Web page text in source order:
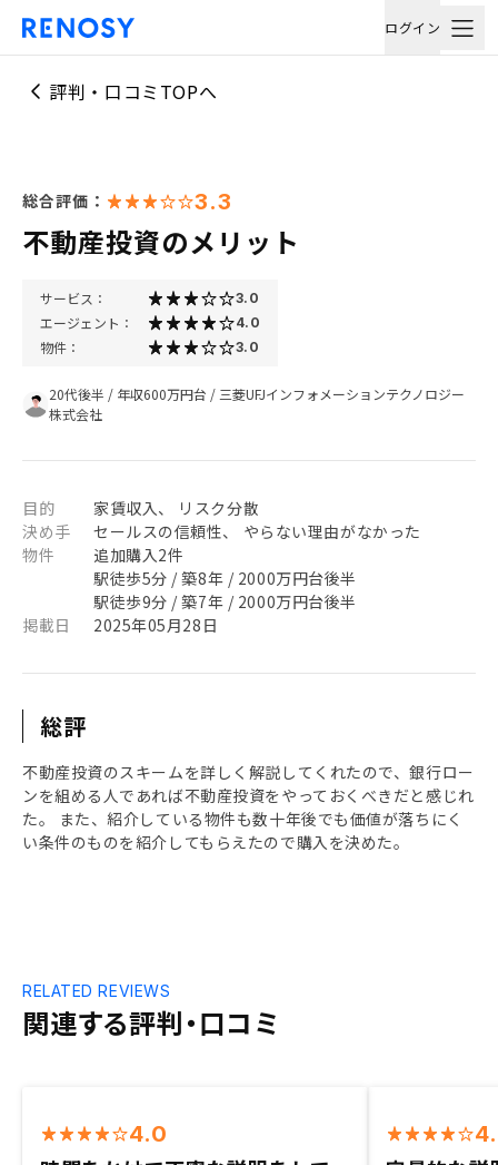
ログイン
評判・口コミTOPへ
総合評価： 3.3
不動産投資のメリット
サービス： 3.0
エージェント： 4.0
物件： 3.0
20代後半 / 年収600万円台 / 三菱UFJインフォメーションテクノロジー
株式会社
目的
家賃収入、 リスク分散
決め手
セールスの信頼性、 やらない理由がなかった
物件
追加購入2件
駅徒歩5分 / 築8年 / 2000万円台後半
駅徒歩9分 / 築7年 / 2000万円台後半
掲載日
2025年05月28日
総評
不動産投資のスキームを詳しく解説してくれたので、銀行ロー
ンを組める人であれば不動産投資をやっておくべきだと感じれ
た。 また、紹介している物件も数十年後でも価値が落ちにく
い条件のものを紹介してもらえたので購入を決めた。
関連する評判・口コミ
RELATED REVIEWS
4.0